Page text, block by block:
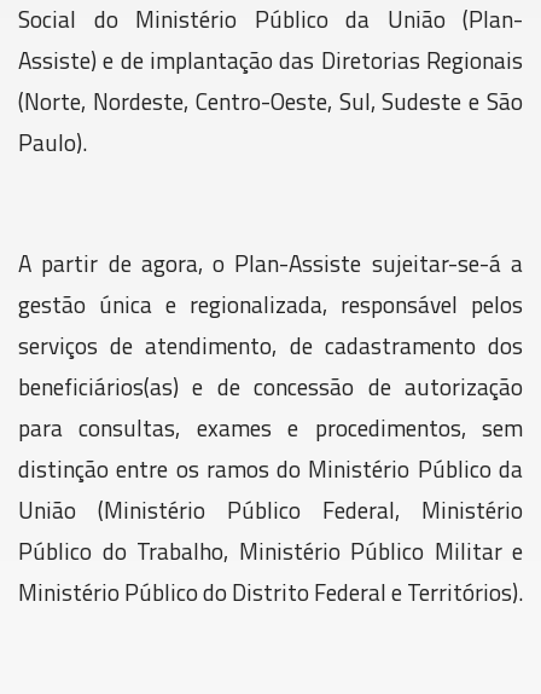
Social do Ministério Público da União (Plan-
Assiste) e de implantação das Diretorias Regionais
(Norte, Nordeste, Centro-Oeste, Sul, Sudeste e São
Paulo).
A partir de agora, o Plan-Assiste sujeitar-se-á a
gestão única e regionalizada, responsável pelos
serviços de atendimento, de cadastramento dos
beneficiários(as) e de concessão de autorização
para consultas, exames e procedimentos, sem
distinção entre os ramos do Ministério Público da
União (Ministério Público Federal, Ministério
Público do Trabalho, Ministério Público Militar e
Ministério Público do Distrito Federal e Territórios).